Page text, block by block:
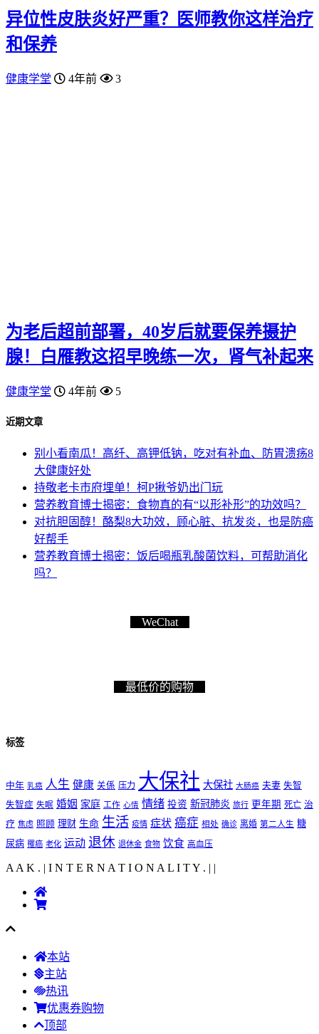
异位性皮肤炎好严重？医师教你这样治疗
和保养
健康学堂 4年前 3
为老后超前部署，40岁后就要保养摄护
腺！白雁教这招早晚练一次，肾气补起来
健康学堂 4年前 5
近期文章
别小看南瓜！高纤、高钾低钠，吃对有补血、防胃溃疡8
大健康好处
持敬老卡市府埋单！柯P揪爷奶出门玩
营养教育博士揭密：食物真的有“以形补形”的功效吗？
对抗胆固醇！酪梨8大功效，顾心脏、抗发炎，也是防癌
好帮手
营养教育博士揭密：饭后喝瓶乳酸菌饮料，可帮助消化
吗？
WeChat
最低价的购物
标签
中年 乳癌 人生 健康 关係 压力 大保社 大保社 大肠癌 夫妻 失智
失智症 失眠 婚姻 家庭 工作 心情 情绪 投资 新冠肺炎 旅行 更年期 死亡 治
疗 焦虑 照顾 理财 生命 生活 疫情 症状 癌症 相处 确诊 离婚 第二人生 糖
尿病 罹癌 老化 运动 退休 退休金 食物 饮食 高血压
A A K . | I N T E R N A T I O N A L I T Y . | |
本站
主站
热讯
优惠券购物
顶部